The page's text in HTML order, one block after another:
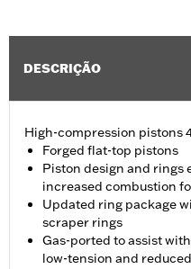
DESCRIÇÃO
High-compression pistons
Forged flat-top pistons
Piston design and rings
increased combustion
Updated ring package
scraper rings
Gas-ported to assist
low-tension and